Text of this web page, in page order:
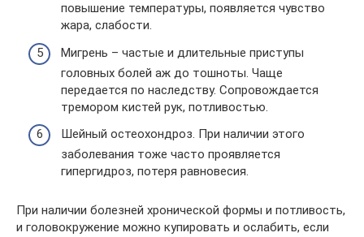
повышение температуры, появляется чувство
жара, слабости.
Мигрень – частые и длительные приступы
головных болей аж до тошноты. Чаще
передается по наследству. Сопровождается
тремором кистей рук, потливостью.
Шейный остеохондроз. При наличии этого
заболевания тоже часто проявляется
гипергидроз, потеря равновесия.
При наличии болезней хронической формы и потливость,
и головокружение можно купировать и ослабить, если